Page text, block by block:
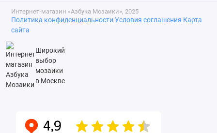
Интернет-магазин «Азбука Мозаики», 2025
Политика конфиденциальности Условия соглашения Карта
сайта
Широкий
выбор
мозаики
в Москве